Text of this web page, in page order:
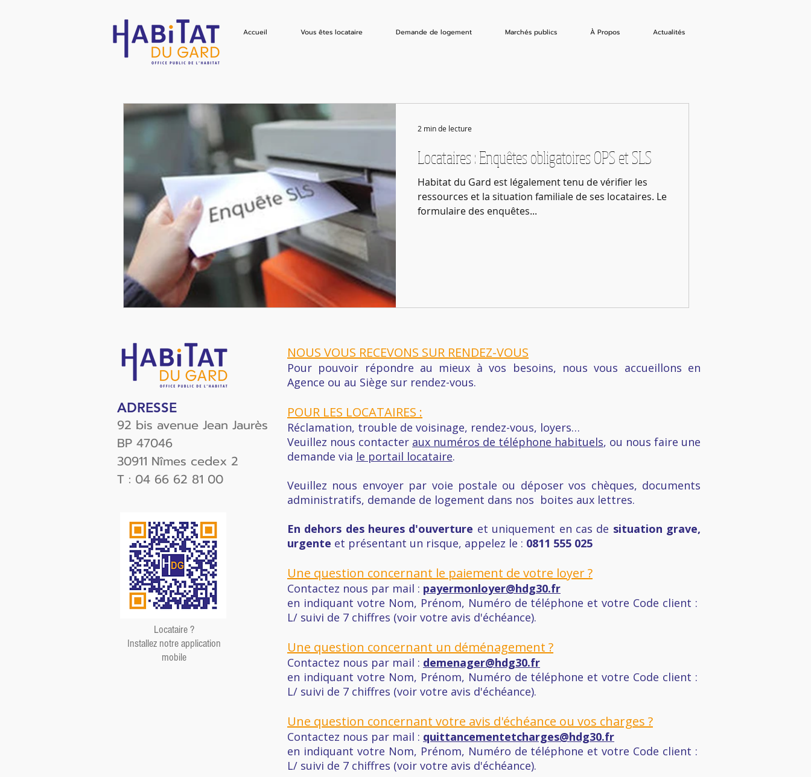
Accueil Vous êtes locataire Demande de logement Marchés publics À Propos Actualités
Locataires : Enquêtes obligatoires OPS et SLS
Habitat du Gard est légalement tenu de vérifier les
ressources et la situation familiale de ses locataires. Le
formulaire des enquêtes...
2 min de lecture
ADRESSE
92 bis avenue Jean Jaurès
BP 47046
30911 Nîmes cedex 2
T : 04 66 62 81 00
Locataire ?
Installez notre application
mobile
NOUS VOUS RECEVONS SUR RENDEZ-VOUS
Pour pouvoir répondre au mieux à vos besoins, nous vous accueillons en
Agence ou au Siège sur rendez-vous.
POUR LES LOCATAIRES :
Réclamation, trouble de voisinage, rendez-vous, loyers…
Veuillez nous contacter aux numéros de téléphone habituels, ou nous faire une
demande via le portail locataire.
Veuillez nous envoyer par voie postale ou déposer vos chèques, documents
administratifs, demande de logement dans nos boites aux lettres.
En dehors des heures d'ouverture et uniquement en cas de situation grave,
urgente et présentant un risque, appelez le : 0811 555 025
Une question concernant le paiement de votre loyer ?
Contactez nous par mail : payermonloyer@hdg30.fr
en indiquant votre Nom, Prénom, Numéro de téléphone et votre Code client :
L/ suivi de 7 chiffres (voir votre avis d'échéance).
Une question concernant un déménagement ?
Contactez nous par mail : demenager@hdg30.fr
en indiquant votre Nom, Prénom, Numéro de téléphone et votre Code client :
L/ suivi de 7 chiffres (voir votre avis d'échéance).
Une question concernant votre avis d'échéance ou vos charges ?
Contactez nous par mail : quittancementetcharges@hdg30.fr
en indiquant votre Nom, Prénom, Numéro de téléphone et votre Code client :
L/ suivi de 7 chiffres (voir votre avis d'échéance).